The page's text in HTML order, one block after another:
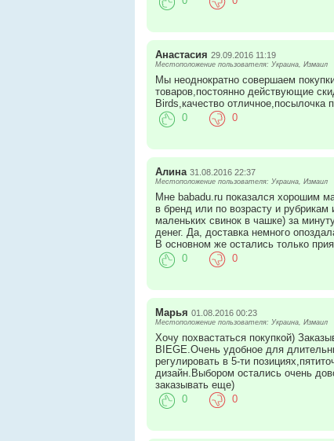
Анастасия 29.09.2016 11:19
Местоположение пользователя: Украина, Измаил
Мы неоднократно совершаем
товаров,постоянно действующие
Birds,качество
0 0
Алина 31.08.2016 22:37
Местоположение пользователя: Украина, Измаил
Мне babadu.ru показался хорошим
в бренд или по возрасту и
маленьких свинок в чашке) за
денег. Да, доставка немного
В основном же остались только
0 0
Марья 01.08.2016 00:23
Местоположение пользователя: Украина, Измаил
Хочу похвастаться покупкой)
BIEGE.Очень удобное для
регулировать в 5-ти
дизайн.Выбором остались очень
заказывать еще)
0 0